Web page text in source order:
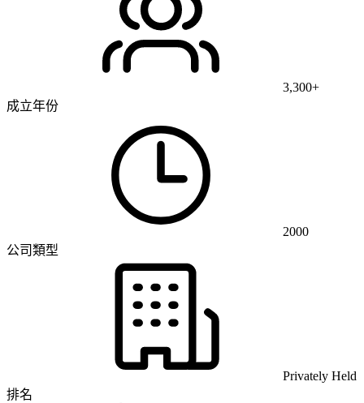
3,300+
成立年份
2000
公司類型
Privately Held
排名